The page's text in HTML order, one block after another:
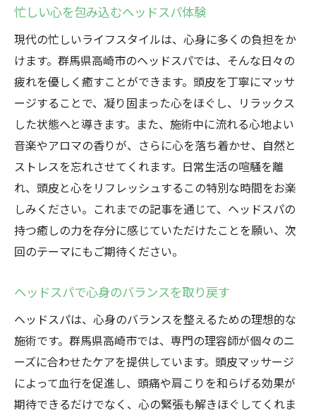
忙しい心を包み込むヘッドスパ体験
現代の忙しいライフスタイルは、心身に多くの負担をか
けます。群馬県高崎市のヘッドスパでは、そんな日々の
疲れを優しく癒すことができます。頭皮を丁寧にマッサ
ージすることで、凝り固まった心をほぐし、リラックス
した状態へと導きます。また、施術中に流れる心地よい
音楽やアロマの香りが、さらに心を落ち着かせ、自然と
ストレスを忘れさせてくれます。日常生活の喧騒を離
れ、頭皮と心をリフレッシュするこの特別な時間をお楽
しみください。これまでの記事を通じて、ヘッドスパの
持つ癒しの力を存分に感じていただけたことを願い、次
回のテーマにもご期待ください。
ヘッドスパで心身のバランスを取り戻す
ヘッドスパは、心身のバランスを整えるための理想的な
施術です。群馬県高崎市では、専門の理容師が個々のニ
ーズに合わせたケアを提供しています。頭皮マッサージ
によって血行を促進し、頭痛や肩こりを和らげる効果が
期待できるだけでなく、心の緊張も解きほぐしてくれま